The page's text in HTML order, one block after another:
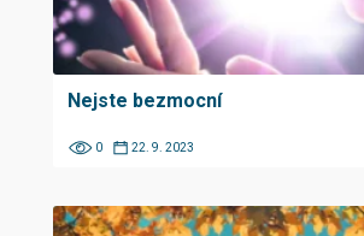
Nejste bezmocní
0 22. 9. 2023